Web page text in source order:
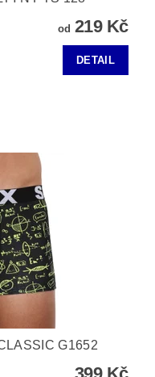
od 219 Kč
DETAIL
G1652